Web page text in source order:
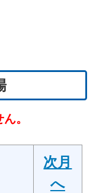
。
次月
へ